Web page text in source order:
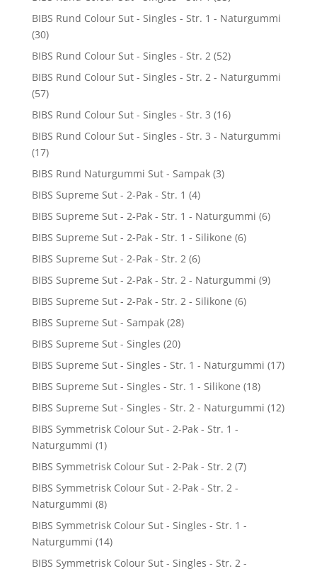
BIBS Rund Colour Sut - Singles - Str. 1 - Naturgummi
(30)
BIBS Rund Colour Sut - Singles - Str. 2 (52)
BIBS Rund Colour Sut - Singles - Str. 2 - Naturgummi
(57)
BIBS Rund Colour Sut - Singles - Str. 3 (16)
BIBS Rund Colour Sut - Singles - Str. 3 - Naturgummi
(17)
BIBS Rund Naturgummi Sut - Sampak (3)
BIBS Supreme Sut - 2-Pak - Str. 1 (4)
BIBS Supreme Sut - 2-Pak - Str. 1 - Naturgummi (6)
BIBS Supreme Sut - 2-Pak - Str. 1 - Silikone (6)
BIBS Supreme Sut - 2-Pak - Str. 2 (6)
BIBS Supreme Sut - 2-Pak - Str. 2 - Naturgummi (9)
BIBS Supreme Sut - 2-Pak - Str. 2 - Silikone (6)
BIBS Supreme Sut - Sampak (28)
BIBS Supreme Sut - Singles (20)
BIBS Supreme Sut - Singles - Str. 1 - Naturgummi (17)
BIBS Supreme Sut - Singles - Str. 1 - Silikone (18)
BIBS Supreme Sut - Singles - Str. 2 - Naturgummi (12)
BIBS Symmetrisk Colour Sut - 2-Pak - Str. 1 -
Naturgummi (1)
BIBS Symmetrisk Colour Sut - 2-Pak - Str. 2 (7)
BIBS Symmetrisk Colour Sut - 2-Pak - Str. 2 -
Naturgummi (8)
BIBS Symmetrisk Colour Sut - Singles - Str. 1 -
Naturgummi (14)
BIBS Symmetrisk Colour Sut - Singles - Str. 2 -